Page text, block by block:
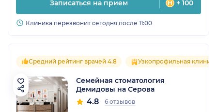
Записаться на прием + 100
Клиника перезвонит сегодня после 11:00
Средний рейтинг врачей 4.8 Узкопрофильная клиника
Семейная стоматология
Демидовы на Серова
4.8 6 отзывов